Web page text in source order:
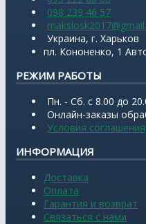
098 239 46 57
Украина, г. Харьков
пл. Кононенко, 1
РЕЖИМ РАБОТЫ
Пн. - Сб. с 8.00 до
Онлайн-заказы
Условия соглашения
ИНФОРМАЦИЯ
Доставка
Оплата
Гарантия и возврат
Связаться с нами